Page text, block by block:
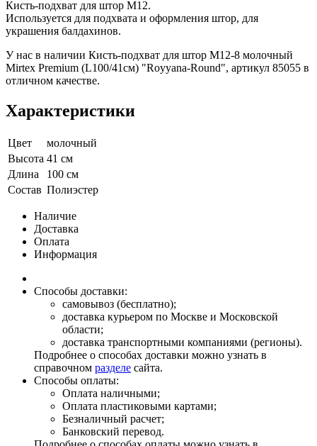
Кисть-подхват для штор M12.
Используется для подхвата и оформления штор, для
украшения балдахинов.
У нас в наличии Кисть-подхват для штор M12-8 молочный
Mirtex Premium (L100/41см) "Royyana-Round", артикул 85055 в
отличном качестве.
Характеристики
Цвет
молочный
Высота 41 см
Длина
100 см
Состав Полиэстер
Наличие
Доставка
Оплата
Информация
Способы доставки:
самовывоз (бесплатно);
доставка курьером по Москве и Московской
области;
доставка транспортными компаниями (регионы).
Подробнее о способах доставки можно узнать в
справочном разделе сайта.
Способы оплаты:
Оплата наличными;
Оплата пластиковыми картами;
Безналичный расчет;
Банковский перевод.